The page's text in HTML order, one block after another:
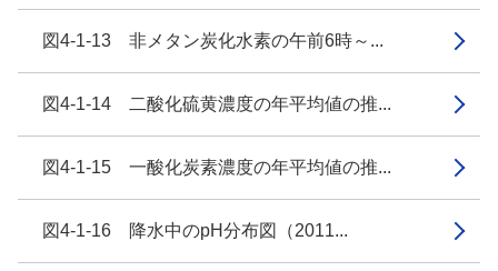
図4-1-13 非メタン炭化水素の午前6時～...
図4-1-14 二酸化硫黄濃度の年平均値の推...
図4-1-15 一酸化炭素濃度の年平均値の推...
図4-1-16 降水中のpH分布図（2011...